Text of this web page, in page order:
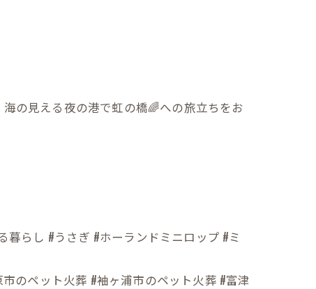
の見える夜の港で虹の橋🌈への旅立ちをお
らし #うさぎ #ホーランドミニロップ #ミ
のペット火葬 #袖ヶ浦市のペット火葬 #富津